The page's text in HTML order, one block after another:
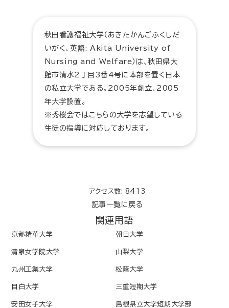
秋田看護福祉大学（あきたかんごふくしだ
いがく、英語: Akita University of
Nursing and Welfare）は、秋田県大
館市清水2丁目3番4号に本部を置く日本
の私立大学である。2005年創立、2005
年大学設置。
※秀桜会ではこちらの大学を志望している
生徒の指導に対応しております。
アクセス数: 8413
記事一覧に戻る
関連用語
京都精華大学 朝日大学
清泉女学院大学 山梨大学
九州工業大学 松蔭大学
目白大学 三重短期大学
安田女子大学 島根県立大学短期大学部